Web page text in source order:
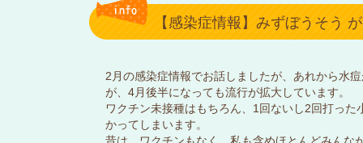
【感染症情報】みずぼうそう
2月の感染症情報でお話しましたが、あれから水
が、4月後半になっても流行が拡大しています。
ワクチン未接種はもちろん、1回ないし2回打っ
かってしまいます。